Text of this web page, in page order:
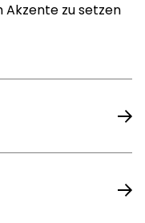
Akzente zu setzen